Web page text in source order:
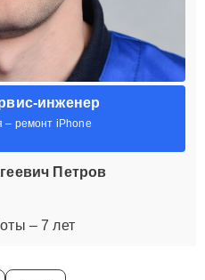
инженер
– ремонт iPhone
Петров
– 7 лет